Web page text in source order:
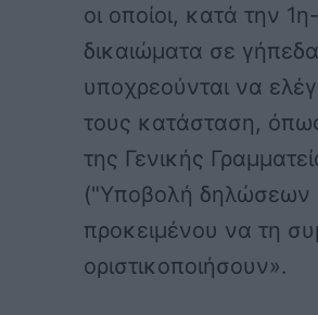
οι οποίοι, κατά την
δικαιώματα σε
υποχρεούνται να
τους κατάσταση,
της Γενικής
("Υποβολή δηλώσεων
προκειμένου να τη
οριστικοποιήσουν».